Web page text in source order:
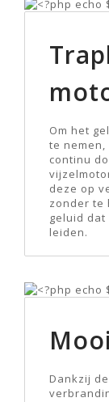
Om het
te nemen,
continu
deze op
zonder te
geluid
leiden.
Dankzij